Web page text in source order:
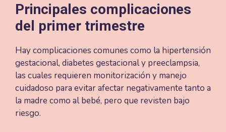
Principales complicaciones
del primer trimestre
Hay complicaciones comunes como la hipertensión
gestacional, diabetes gestacional y preeclampsia,
las cuales requieren monitorización y manejo
cuidadoso para evitar afectar negativamente tanto a
la madre como al bebé, pero que revisten bajo
riesgo.